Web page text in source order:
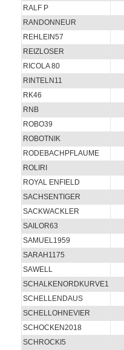
RALF P
RANDONNEUR
REHLEIN57
REIZLOSER
RICOLA 80
RINTELN11
RK46
RNB
ROBO39
ROBOTNIK
RODEBACHPFLAUME
ROLIRI
ROYAL ENFIELD
SACHSENTIGER
SACKWACKLER
SAILOR63
SAMUEL1959
SARAH1175
SAWELL
SCHALKENORDKURVE1
SCHELLENDAUS
SCHELLOHNEVIER
SCHOCKEN2018
SCHROCKI5